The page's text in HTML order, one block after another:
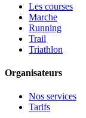
Les courses
Marche
Running
Trail
Triathlon
Organisateurs
Nos services
Tarifs